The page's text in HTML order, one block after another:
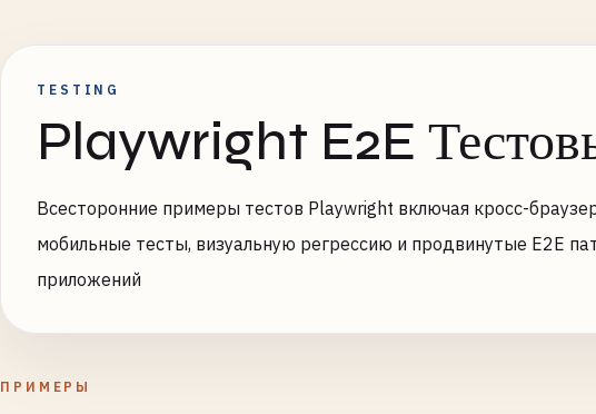
TESTING
Playwright E2E
Всесторонние примеры тестов Playwright включая кросс-
мобильные тесты, визуальную регрессию и продвинутые E2E
приложений
ПРИМЕРЫ